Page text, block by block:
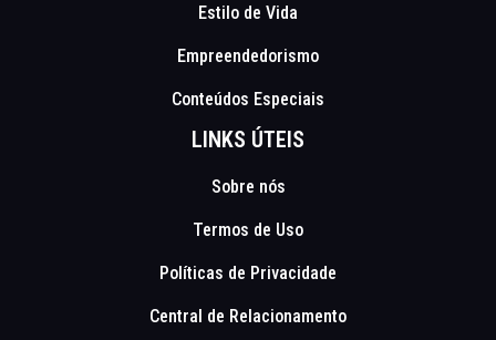
Estilo de Vida
Empreendedorismo
Conteúdos Especiais
LINKS ÚTEIS
Sobre nós
Termos de Uso
Políticas de Privacidade
Central de Relacionamento